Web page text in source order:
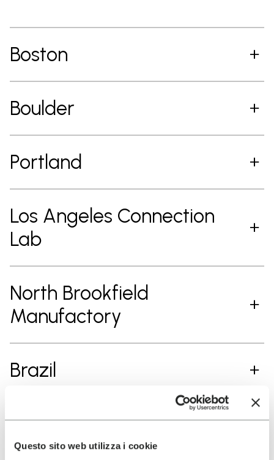
Questo sito web utilizza i cookie
Boston
Boulder
Portland
Los Angeles Connection
Lab
North Brookfield
Manufactory
Brazil
ASIA LOCATIONS